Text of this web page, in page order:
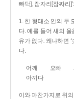
빠닥], 잠자리[잠짜리
1. 한 형태소 안의 두
다. 예를 들어 새의 울
유가 없다. 왜냐하면 ‘
다.
어깨 오빠
아끼다
이와 마찬가지로 위